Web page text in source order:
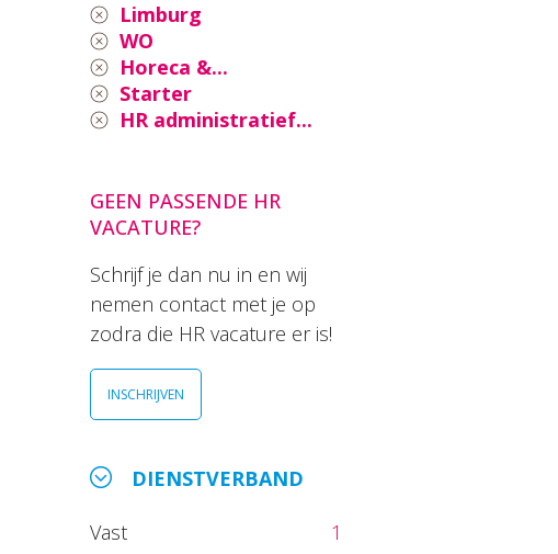
Limburg
WO
Horeca &...
Starter
HR administratief...
GEEN PASSENDE HR
VACATURE?
Schrijf je dan nu in en wij
nemen contact met je op
zodra die HR vacature er is!
INSCHRIJVEN
DIENSTVERBAND
Vast 1